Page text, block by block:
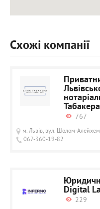
Схожі компанії
Табакера
767
м. Львів, вул. Шолом-
067-360-19-82
Digital
229